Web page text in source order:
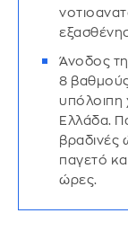
Άνοδος
8 βαθμούς
υπόλοιπη
Ελλάδα.
βραδινές
παγετό
ώρες.